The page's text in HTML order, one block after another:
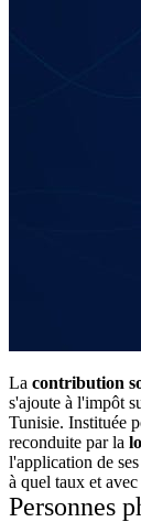
La contribution
s'ajoute à l'impôt
Tunisie. Instituée
reconduite par la
l'application de
à quel taux et
Personnes